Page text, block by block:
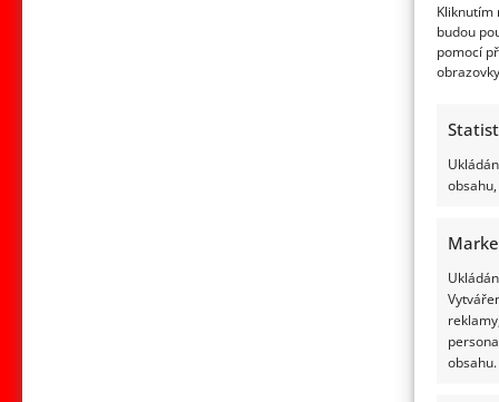
Kliknutím
budou
pomocí
obsahu.